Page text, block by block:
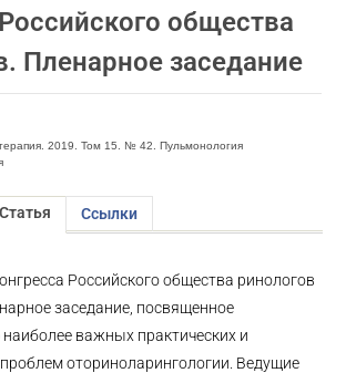
общества
Пленарное заседание
2019. Том 15. № 42. Пульмонология
Статья Ссылки
Российского общества ринологов
заседание, посвященное
важных практических и
проблем оториноларингологии. Ведущие